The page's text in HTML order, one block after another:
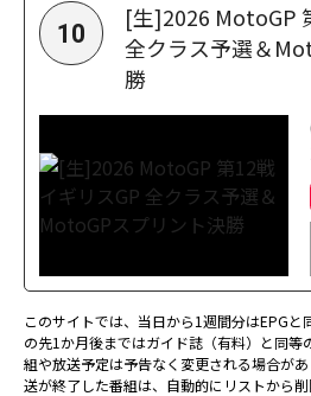
10
[生]2026 MotoGP
全クラス予選＆
勝
このサイトでは、当日から1週間分はEPG
の先1か月後まではガイド誌（有料）と同等
組や放送予定は予告なく変更される場合が
送が終了した番組は、自動的にリストから削